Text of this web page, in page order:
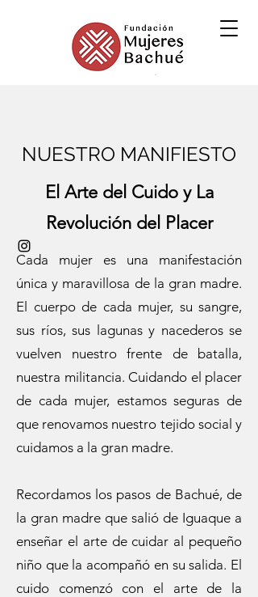
NUESTRO MANIFIESTO
El Arte del Cuido y La
Revolución del Placer
Cada mujer es una manifestación
única y maravillosa de la gran madre.
El cuerpo de cada mujer, su sangre,
sus ríos, sus lagunas y nacederos se
vuelven nuestro frente de batalla,
nuestra militancia. Cuidando el placer
de cada mujer, estamos seguras de
que renovamos nuestro tejido social y
cuidamos a la gran madre.
Recordamos los pasos de Bachué, de
la gran madre que salió de Iguaque a
enseñar el arte de cuidar al pequeño
niño que la acompañó en su salida. El
cuido comenzó con el arte de la